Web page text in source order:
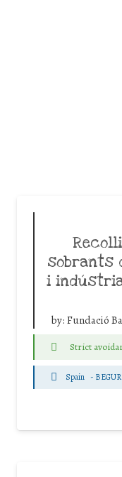
sobrants
i
by: Fundació
Strict
Spain - BEGUR